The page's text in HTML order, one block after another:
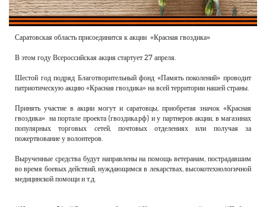
Саратовская область присоединится к акции «Красная гвоздика»
В этом году Всероссийская акция стартует 27 апреля.
Шестой год подряд Благотворительный фонд «Память поколений» проводит
патриотическую акцию «Красная гвоздика» на всей территории нашей страны.
Принять участие в акции могут и саратовцы, приобретая значок «Красная
гвоздика» на портале проекта (гвоздика.рф) и у партнеров акции, в магазинах
популярных торговых сетей, почтовых отделениях или получая за
пожертвование у волонтеров.
Вырученные средства будут направлены на помощь ветеранам, пострадавшим
во время боевых действий, нуждающимся в лекарствах, высокотехнологичной
медицинской помощи и т.д.